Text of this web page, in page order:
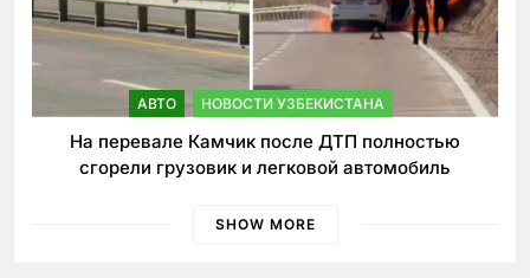
АВТО НОВОСТИ УЗБЕКИСТАНА
На перевале Камчик после ДТП полностью
сгорели грузовик и легковой автомобиль
SHOW MORE